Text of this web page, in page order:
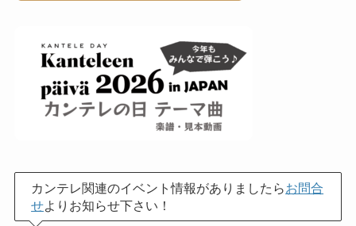
カンテレ関連のイベント情報がありましたら お問合
せ よりお知らせ下さい！